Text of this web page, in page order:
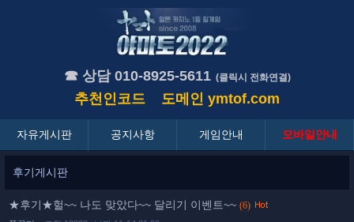
☎ 상담 010-8925-5611 (클릭시 전화연결)
추천인코드 도메인 ymtof.com
자유게시판 공지사항 게임안내 모바일안내
후기게시판
★후기★헐~~ 나도 맞았다~~ 달리기 이벤트~~ (6)